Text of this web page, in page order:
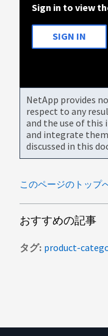
Sign in to view
SIGN IN
NetApp provides
respect to any
and the use of
and integrate
discussed in this
このページのトップ
おすすめの記事
タグ product-